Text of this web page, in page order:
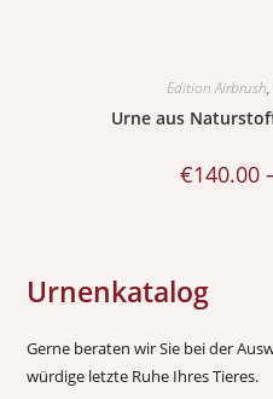
Edition Airbrush,
Urne aus
€140.00
Urnenkatalog
Gerne beraten wir Sie bei der
würdige letzte Ruhe Ihres Tieres.